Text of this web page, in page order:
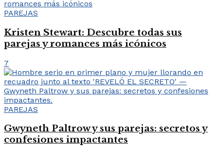
PAREJAS
Kristen Stewart: Descubre todas sus
parejas y romances más icónicos
7
PAREJAS
Gwyneth Paltrow y sus parejas: secretos y
confesiones impactantes